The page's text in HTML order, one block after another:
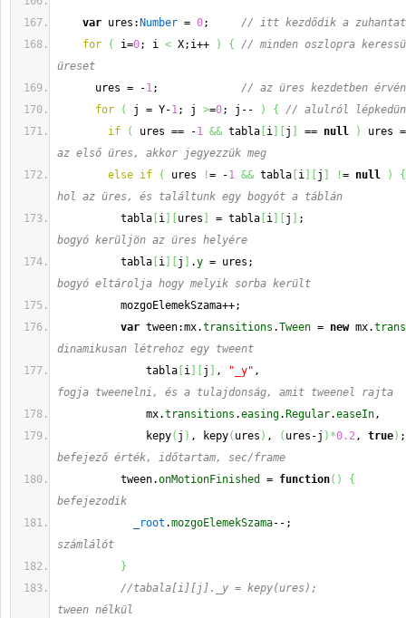
var ures: Number = 0; // itt kezdődik a
for
( i=0; i < X;i++ ) {
// minden oszlopra
üreset
ures = -1; // az üres kezdetben
for
( j = Y-1; j >=0; j-- ) {
// alulról
if
( ures == -1 && tabla i j == null )
ures
az első üres, akkor jegyezzük meg
else if ( ures != -1 && tabla i j != null )
{
hol az üres, és találtunk egy bogyót a táblán
tabla i ures = tabla i j
bogyó kerüljön az üres helyére
tabla i j .y =
bogyó eltárolja hogy melyik sorba került
mozgoElemekSzama++;
var tween:mx.transitions .Tween = new mx.
dinamikusan létrehoz egy tweent
tabla i j , "_y"
fogja tweenelni, és a tulajdonság, amit tweenel rajta
mx.transitions .easing. Regular.easeIn
kepy( j ) , kepy( ures ) , ( ures-j ) *0.2, true)
befejező érték, időtartam, sec/frame
tween.onMotionFinished = function( )
{
befejezodik
_root .mozgoElemekSzama--
számlálót
}
//tabala[i][j]._y = kepy(ures);
tween nélkül